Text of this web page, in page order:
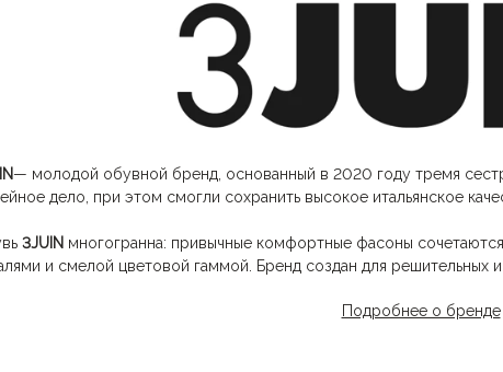
— молодой обувной бренд, основанный в 2020 году тремя
дело, при этом смогли сохранить высокое итальянское
3JUIN многогранна: привычные комфортные фасоны
и смелой цветовой гаммой. Бренд создан для
Подробнее о бренде